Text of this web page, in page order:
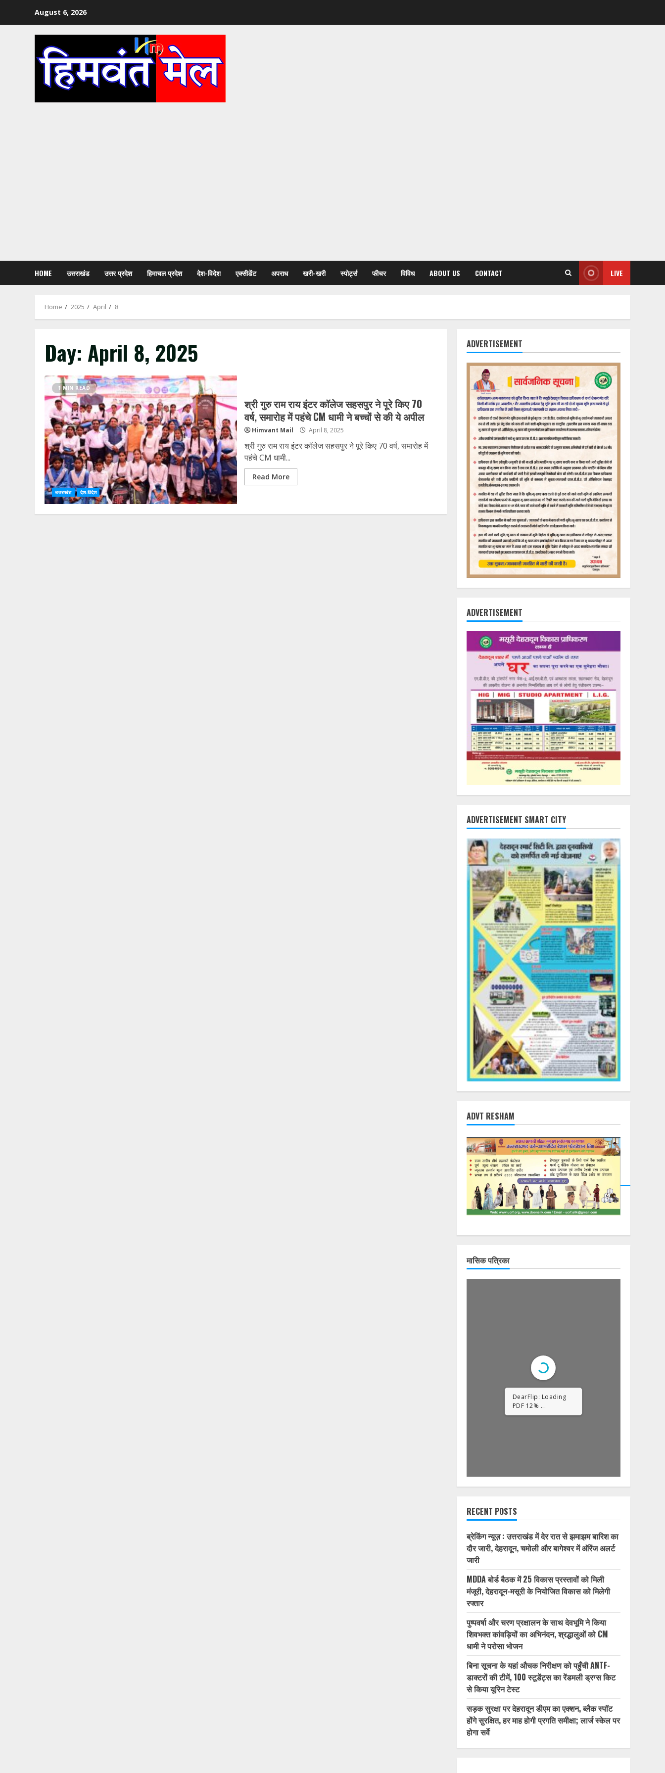
August 6, 2026
HOME उत्तराखंड उत्तर प्रदेश हिमाचल प्रदेश देश-विदेश एक्सीडेंट अपराध खरी-खरी स्पोर्ट्स फीचर विविध ABOUT US CONTACT LIVE
Home 2025 April 8
Day: April 8, 2025
1 MIN READ
उत्तराखंड देश-विदेश
श्री गुरु राम राय इंटर कॉलेज सहसपुर ने पूरे किए 70
वर्ष, समारोह में पहंचे CM धामी ने बच्चों से की ये अपील
Himvant Mail April 8, 2025
श्री गुरु राम राय इंटर कॉलेज सहसपुर ने पूरे किए 70 वर्ष, समारोह में
पहंचे CM धामी...
Read More
ADVERTISEMENT
ADVERTISEMENT
ADVERTISEMENT SMART CITY
ADVT RESHAM
मासिक पत्रिका
RECENT POSTS
ब्रेकिंग न्यूज़ : उत्तराखंड में देर रात से झमाझम बारिश का
दौर जारी, देहरादून, चमोली और बागेश्वर में ऑरेंज अलर्ट
जारी
MDDA बोर्ड बैठक में 25 विकास प्रस्तावों को मिली
मंजूरी, देहरादून-मसूरी के नियोजित विकास को मिलेगी
रफ्तार
पुष्पवर्षा और चरण प्रक्षालन के साथ देवभूमि ने किया
शिवभक्त कांवड़ियों का अभिनंदन, श्रद्धालुओं को CM
धामी ने परोसा भोजन
बिना सूचना के यहां औचक निरीक्षण को पहुँची ANTF-
डाक्टरों की टीमें, 100 स्टूडेंट्स का रेंडमली ड्रग्स किट
से किया यूरिन टेस्ट
सड़क सुरक्षा पर देहरादून डीएम का एक्शन, ब्लैक स्पॉट
होंगे सुरक्षित, हर माह होगी प्रगति समीक्षा; लार्ज स्केल पर
होगा सर्वे